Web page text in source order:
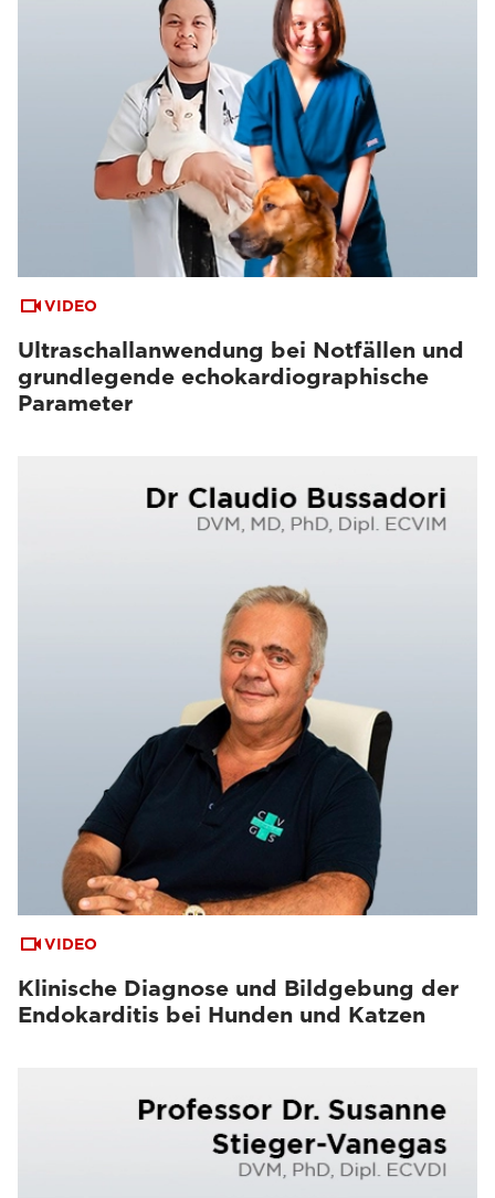
VIDEO
Ultraschallanwendung bei Notfällen und
grundlegende echokardiographische
Parameter
VIDEO
Klinische Diagnose und Bildgebung der
Endokarditis bei Hunden und Katzen